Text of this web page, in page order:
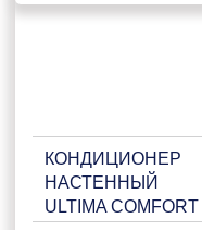
КОНДИЦИОНЕР
НАСТЕННЫЙ
ULTIMA COMFORT